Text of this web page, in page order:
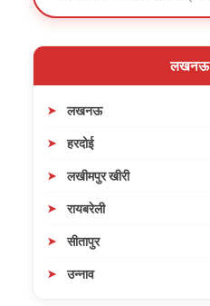
लखनऊ
लखनऊ
हरदोई
लखीमपुर खीरी
रायबरेली
सीतापुर
उन्नाव